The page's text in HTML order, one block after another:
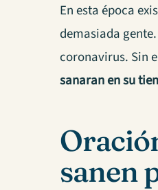
En esta época
demasiada
coronavirus. Sin
sanaran en su
sanen